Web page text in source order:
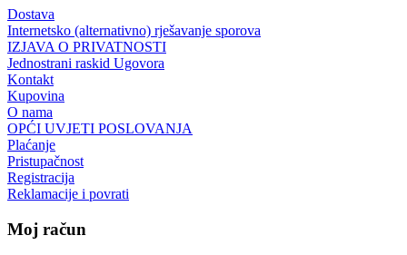
Dostava
Internetsko (alternativno) rješavanje sporova
IZJAVA O PRIVATNOSTI
Jednostrani raskid Ugovora
Kontakt
Kupovina
O nama
OPĆI UVJETI POSLOVANJA
Plaćanje
Pristupačnost
Registracija
Reklamacije i povrati
Moj račun